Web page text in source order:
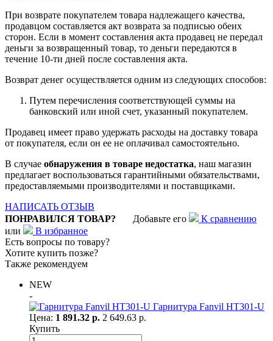
При возврате покупателем товара надлежащего качества,
продавцом составляется акт возврата за подписью обеих
сторон. Если в момент составления акта продавец не передал
деньги за возвращенный товар, то деньги передаются в
течение 10-ти дней после составления акта.
Возврат денег осуществляется одним из следующих способов:
Путем перечисления соответствующей суммы на
банковский или иной счет, указанный покупателем.
Продавец имеет право удержать расходы на доставку товара
от покупателя, если он ее не оплачивал самостоятельно.
В случае обнаружения в товаре недостатка, наш магазин
предлагает воспользоваться гарантийными обязательствами,
предоставляемыми производителями и поставщиками.
НАПИСАТЬ ОТЗЫВ
ПОНРАВИЛСЯ ТОВАР? Добавьте его
К сравнению
или
В избранное
Есть вопросы по товару?
Хотите купить позже?
Также рекомендуем
NEW
-
Гарнитура Fanvil HT301-U
Цена: 1 891.32 р. 2 649.63 р.
Купить